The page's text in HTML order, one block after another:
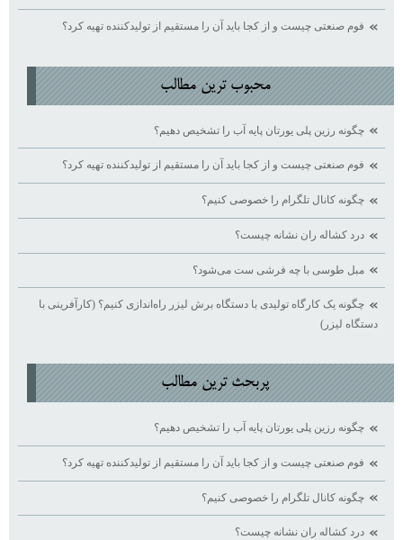
فوم صنعتی چیست و از کجا باید آن را مستقیم از تولیدکننده تهیه کرد؟
محبوب ترين مطالب
چگونه رزین پلی یورتان پایه آب را تشخیص دهیم؟
فوم صنعتی چیست و از کجا باید آن را مستقیم از تولیدکننده تهیه کرد؟
چگونه کانال تلگرام را خصوصی کنیم؟
درد کشاله ران نشانه چیست؟
مبل طوسی با چه فرشی ست می‌شود؟
چگونه یک کارگاه تولیدی با دستگاه برش لیزر راه‌اندازی کنیم؟ (کارآفرینی با
دستگاه لیزر)
پربحث ترين مطالب
چگونه رزین پلی یورتان پایه آب را تشخیص دهیم؟
فوم صنعتی چیست و از کجا باید آن را مستقیم از تولیدکننده تهیه کرد؟
چگونه کانال تلگرام را خصوصی کنیم؟
درد کشاله ران نشانه چیست؟